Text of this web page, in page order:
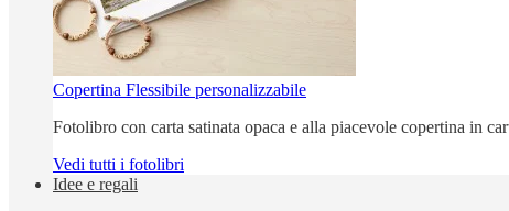
Copertina Flessibile personalizzabile
Fotolibro con carta satinata opaca e alla piacevole copertina in
Vedi tutti i fotolibri
Idee e regali